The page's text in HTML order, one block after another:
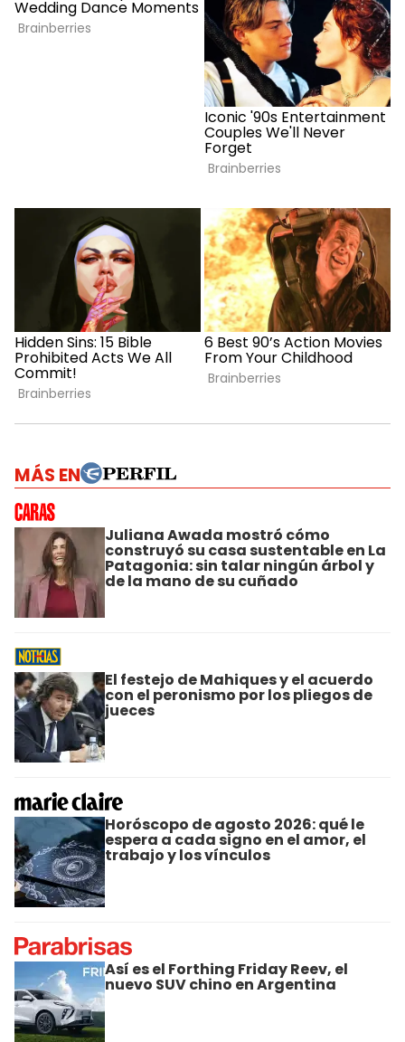
MÁS EN
Juliana Awada mostró cómo
construyó su casa sustentable en La
Patagonia: sin talar ningún árbol y
de la mano de su cuñado
El festejo de Mahiques y el acuerdo
con el peronismo por los pliegos de
jueces
Horóscopo de agosto 2026: qué le
espera a cada signo en el amor, el
trabajo y los vínculos
Así es el Forthing Friday Reev, el
nuevo SUV chino en Argentina